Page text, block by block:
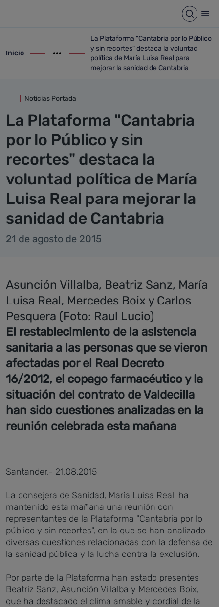
Abrir
ir-a inicio
Inicio
Mostrar opciones del camino de migas
ir-a La Plataforma "Cantabria por lo
La Plataforma "Cantabria por lo Público
y sin recortes" destaca la voluntad
política de María Luisa Real para
mejorar la sanidad de Cantabria
Noticias Portada
La Plataforma "Cantabria
por lo Público y sin
recortes" destaca la
voluntad política de María
Luisa Real para mejorar la
sanidad de Cantabria
21 de agosto de 2015
Asunción Villalba, Beatriz Sanz, María
Luisa Real, Mercedes Boix y Carlos
Pesquera (Foto: Raul Lucio)
El restablecimiento de la asistencia
sanitaria a las personas que se vieron
afectadas por el Real Decreto
16/2012, el copago farmacéutico y la
situación del contrato de Valdecilla
han sido cuestiones analizadas en la
reunión celebrada esta mañana
Santander.- 21.08.2015
La consejera de Sanidad, María Luisa Real, ha
mantenido esta mañana una reunión con
representantes de la Plataforma "Cantabria por lo
público y sin recortes", en la que se han analizado
diversas cuestiones relacionadas con la defensa de
la sanidad pública y la lucha contra la exclusión.
Por parte de la Plataforma han estado presentes
Beatriz Sanz, Asunción Villalba y Mercedes Boix,
que ha destacado el clima amable y cordial de la